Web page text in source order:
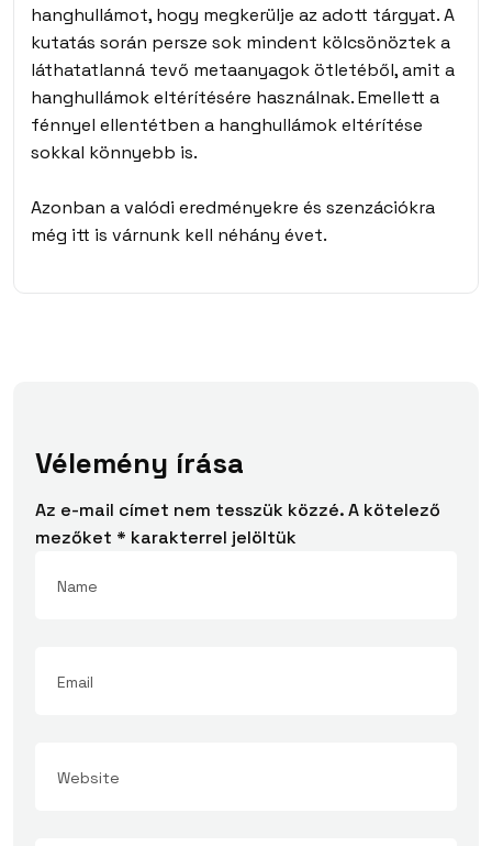
hanghullámot, hogy megkerülje az adott tárgyat. A
kutatás során persze sok mindent kölcsönöztek a
láthatatlanná tevő metaanyagok ötletéből, amit a
hanghullámok eltérítésére használnak. Emellett a
fénnyel ellentétben a hanghullámok eltérítése
sokkal könnyebb is.
Azonban a valódi eredményekre és szenzációkra
még itt is várnunk kell néhány évet.
Vélemény írása
Az e-mail címet nem tesszük közzé.A kötelező
mezőket * karakterrel jelöltük